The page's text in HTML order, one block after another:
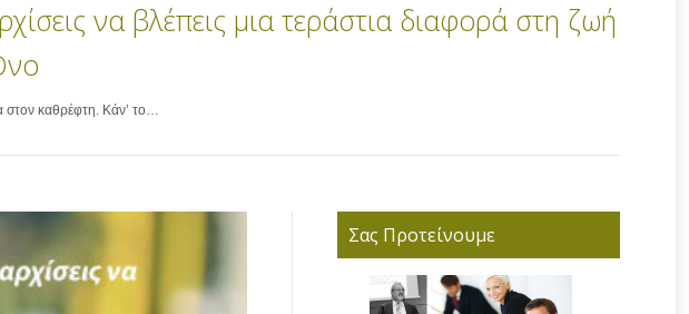
να βλέπεις μια τεράστια διαφορά στη ζωή
στον καθρέφτη. Κάν’ το…
Σας Προτείνουμε